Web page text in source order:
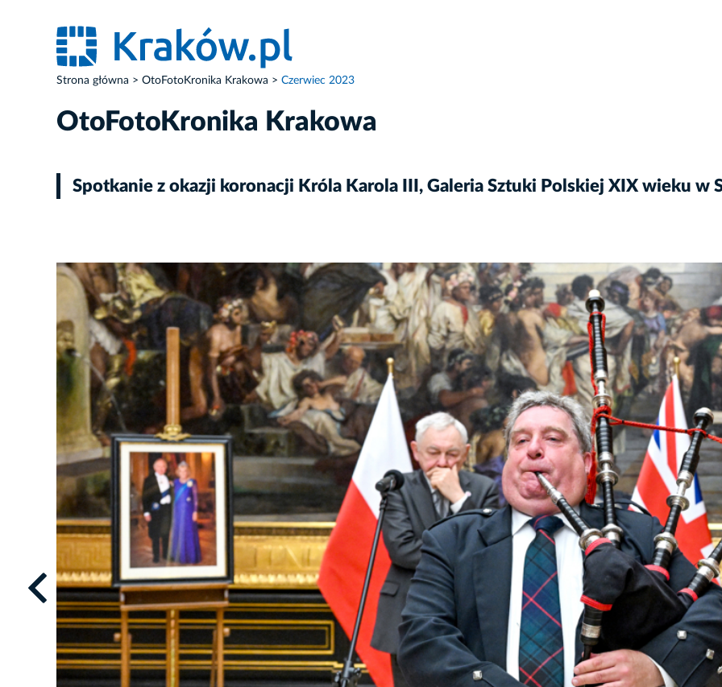
Strona główna OtoFotoKronika Krakowa Czerwiec 2023
OtoFotoKronika Krakowa
Spotkanie z okazji koronacji Króla Karola III, Galeria Sztuki Polskiej XIX wieku w